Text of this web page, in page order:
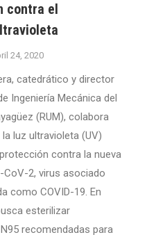
contra el
24, 2020
catedrático y director
Ingeniería Mecánica del
(RUM), colabora
luz ultravioleta (UV)
contra la nueva
CoV-2, virus asociado
como COVID-19. En
esterilizar
recomendadas para